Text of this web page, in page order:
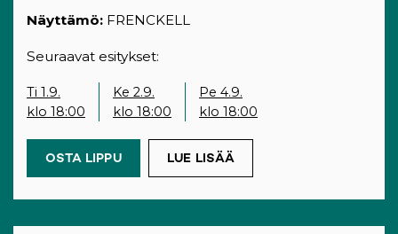
Näyttämö: FRENCKELL
Seuraavat esitykset:
Ti 1.9.
klo 18:00
Ke 2.9.
klo 18:00
Pe 4.9.
klo 18:00
OSTA LIPPU(OPENS IN A NEW TAB)
LUE LISÄÄ